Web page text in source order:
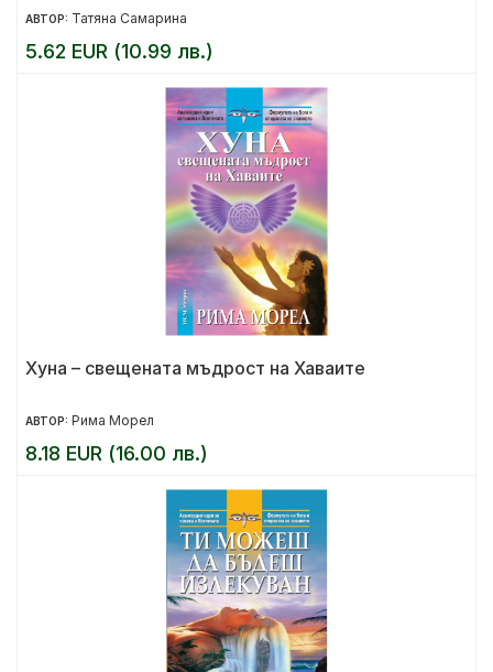
АВТОР: Татяна Самарина
5.62 EUR (10.99 лв.)
Хуна – свещената мъдрост на Хаваите
АВТОР: Рима Морел
8.18 EUR (16.00 лв.)